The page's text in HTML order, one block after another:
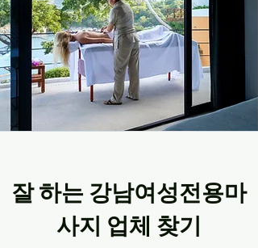
잘 하는 강남여성전용마
사지 업체 찾기​